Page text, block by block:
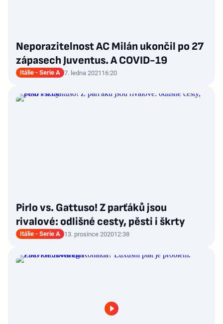
Neporazitelnost AC Milán ukončil po 27
zápasech Juventus. A COVID-19
Itálie - Serie A 7. ledna 2021 16:20
Pirlo vs. Gattuso! Z parťáků jsou
rivalové: odlišné cesty, pěsti i škrty
Itálie - Serie A 13. prosince 202012:38